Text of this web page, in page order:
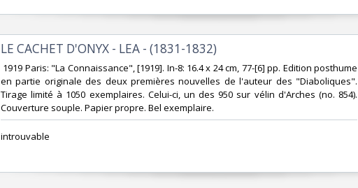
‎LE CACHET D'ONYX - LEA - (1831-1832)‎
‎ 1919 Paris: "La Connaissance", [1919]. In-8: 16.4 x 24 cm, 77-[6] pp. Edition posthume
en partie originale des deux premières nouvelles de l'auteur des "Diaboliques".
Tirage limité à 1050 exemplaires. Celui-ci, un des 950 sur vélin d'Arches (no. 854).
Couverture souple. Papier propre. Bel exemplaire. ‎
‎introuvable ‎